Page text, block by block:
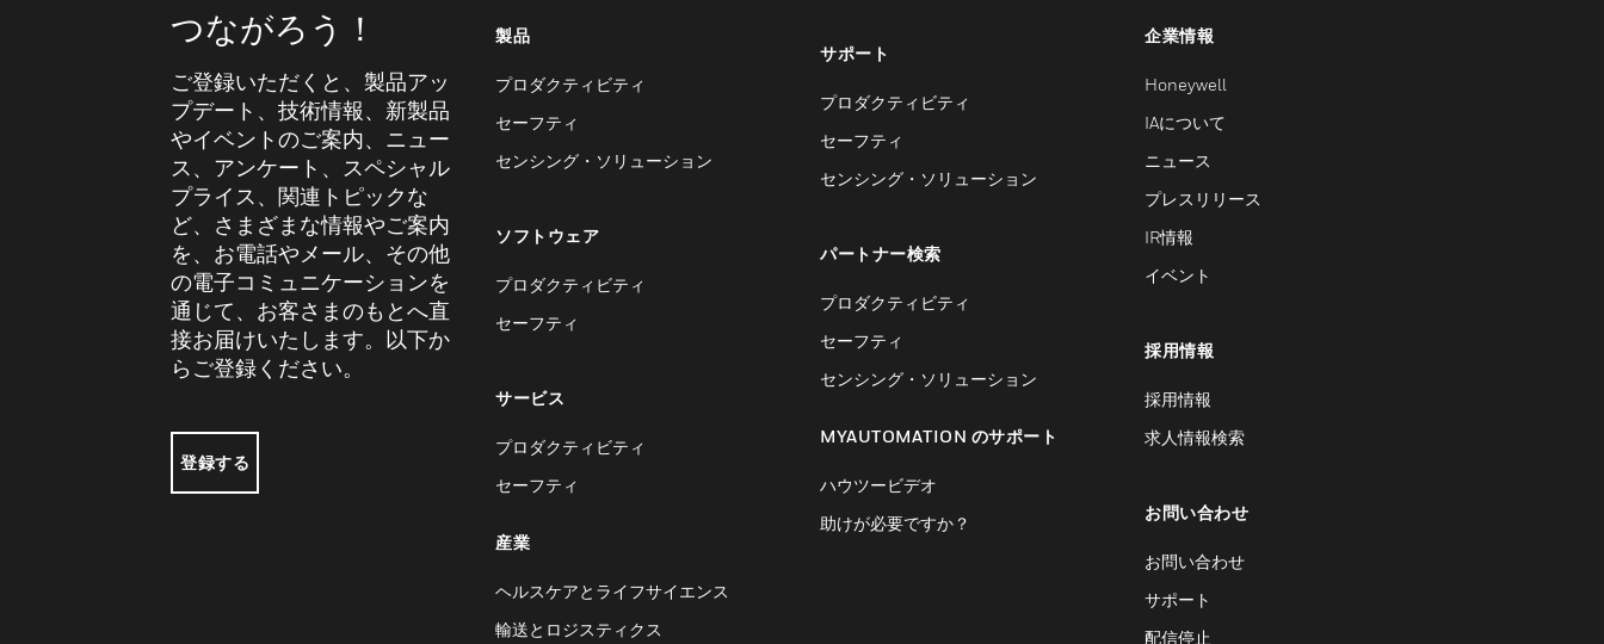
つながろう！
ご登録いただくと、製品アッ
プデート、技術情報、新製品
やイベントのご案内、ニュー
ス、アンケート、スペシャル
プライス、関連トピックな
ど、さまざまな情報やご案内
を、お電話やメール、その他
の電子コミュニケーションを
通じて、お客さまのもとへ直
接お届けいたします。以下か
らご登録ください。
登録する
製品
プロダクティビティ
セーフティ
センシング・ソリューション
ソフトウェア
プロダクティビティ
セーフティ
サービス
プロダクティビティ
セーフティ
産業
ヘルスケアとライフサイエンス
輸送とロジスティクス
サポート
プロダクティビティ
セーフティ
センシング・ソリューション
パートナー検索
プロダクティビティ
セーフティ
センシング・ソリューション
MYAUTOMATION のサポート
ハウツービデオ
助けが必要ですか？
企業情報
Honeywell
IAについて
ニュース
プレスリリース
IR情報
イベント
採用情報
採用情報
求人情報検索
お問い合わせ
お問い合わせ
サポート
配信停止